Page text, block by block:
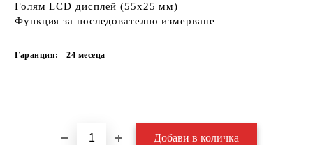
Голям LCD дисплей (55х25 мм)
Функция за последователно измерване
Гаранция: 24 месеца